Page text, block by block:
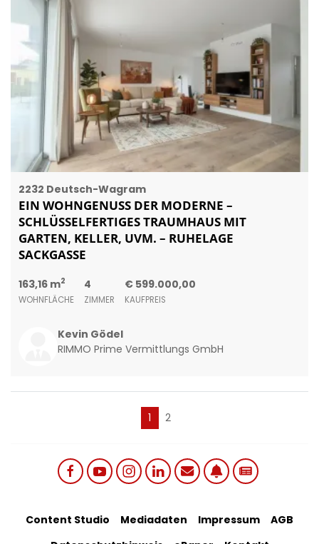
2232 Deutsch-Wagram
EIN WOHNGENUSS DER MODERNE –
SCHLÜSSELFERTIGES TRAUMHAUS MIT
GARTEN, KELLER, UVM. – RUHELAGE
SACKGASSE
163,16 m2
WOHNFLÄCHE
4
ZIMMER
€ 599.000,00
KAUFPREIS
Kevin Gödel
RIMMO Prime Vermittlungs GmbH
1 (current)
2
Social links menu
Footer Bottom Menu
Content Studio Mediadaten Impressum
AGB